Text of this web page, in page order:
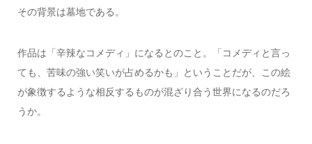
その背景は墓地である。
作品は「辛辣なコメディ」になるとのこと。「コメディと言っ
ても、苦味の強い笑いが占めるかも」ということだが、この絵
が象徴するような相反するものが混ざり合う世界になるのだろ
うか。